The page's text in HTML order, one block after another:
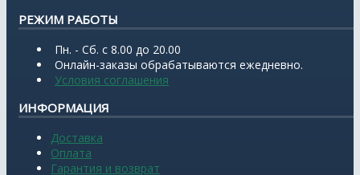
РЕЖИМ РАБОТЫ
Пн. - Сб. с 8.00 до 20.00
Онлайн-заказы обрабатываются ежедневно.
Условия соглашения
ИНФОРМАЦИЯ
Доставка
Оплата
Гарантия и возврат